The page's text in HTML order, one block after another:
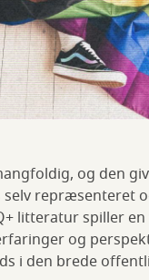
og den
selv repræsenteret
litteratur spiller
og
i den brede